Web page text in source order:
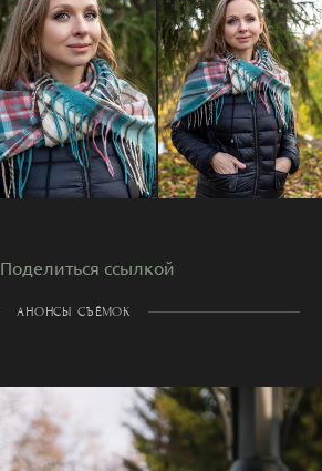
Поделиться ссылкой
АНОНСЫ СЪЁМОК